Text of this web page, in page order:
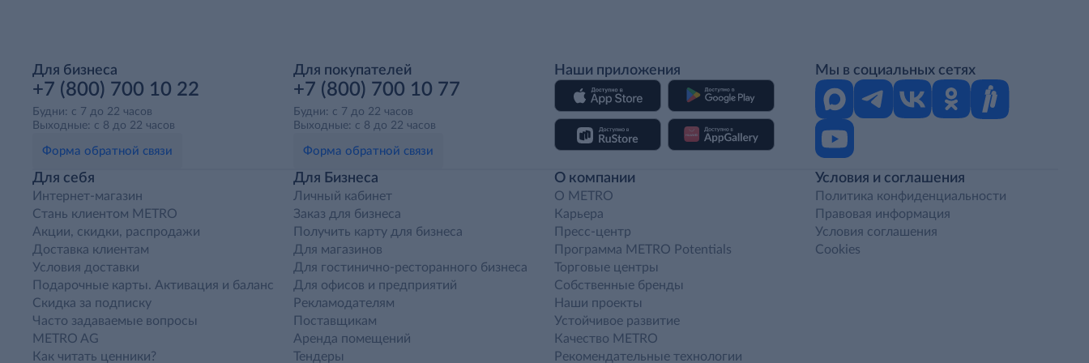
Для бизнеса
+7 (800) 700 10 22
Будни: с 7 до 22 часов
Выходные: с 8 до 22 часов
Форма обратной связи
Для покупателей
+7 (800) 700 10 77
Будни: с 7 до 22 часов
Выходные: с 8 до 22 часов
Форма обратной связи
Наши приложения Мы в социальных сетях
Для себя
Интернет-магазин
Стань клиентом METRO
Акции, скидки, распродажи
Доставка клиентам
Условия доставки
Подарочные карты. Активация и баланс
Скидка за подписку
Часто задаваемые вопросы
METRO AG
Как читать ценники?
Для Бизнеса
Личный кабинет
Заказ для бизнеса
Получить карту для бизнеса
Для магазинов
Для гостинично-ресторанного бизнеса
Для офисов и предприятий
Рекламодателям
Поставщикам
Аренда помещений
Тендеры
О компании
O METRO
Карьера
Пресс-центр
Программа METRO Potentials
Торговые центры
Собственные бренды
Наши проекты
Устойчивое развитие
Качество METRO
Рекомендательные технологии
Условия и соглашения
Политика конфиденциальности
Правовая информация
Условия соглашения
Cookies